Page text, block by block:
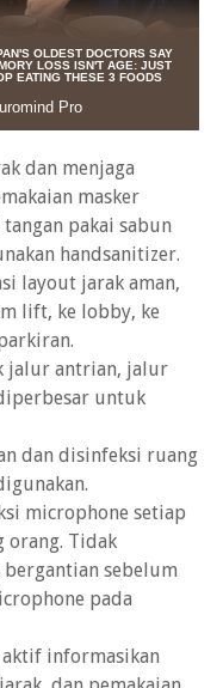
dan menjaga
masker
pakai sabun
handsanitizer.
layout jarak aman,
lift, ke lobby, ke
jalur antrian, jalur
untuk
dan disinfeksi ruang
microphone setiap
orang. Tidak
bergantian sebelum
pada
aktif informasikan